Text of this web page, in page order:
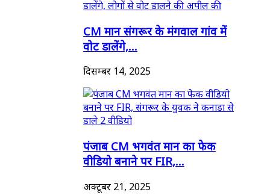
CM मान संगरूर के मंगवाल गांव में
वोट डालेंगे,...
दिसम्बर 14, 2025
पंजाब CM भगवंत मान का फेक
वीडियो बनाने पर FIR,...
अक्टूबर 21, 2025